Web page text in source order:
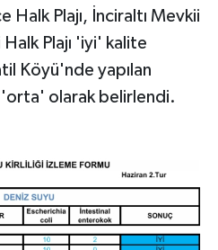
Halk Plajı, İnciraltı Mevkii
Halk Plajı 'iyi' kalite
Köyü'nde yapılan
olarak belirlendi.